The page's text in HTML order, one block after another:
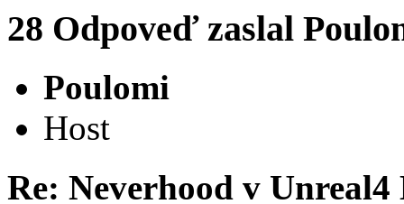
28 Odpoveď zaslal
Poulomi
Host
Re: Neverhood v Unreal4